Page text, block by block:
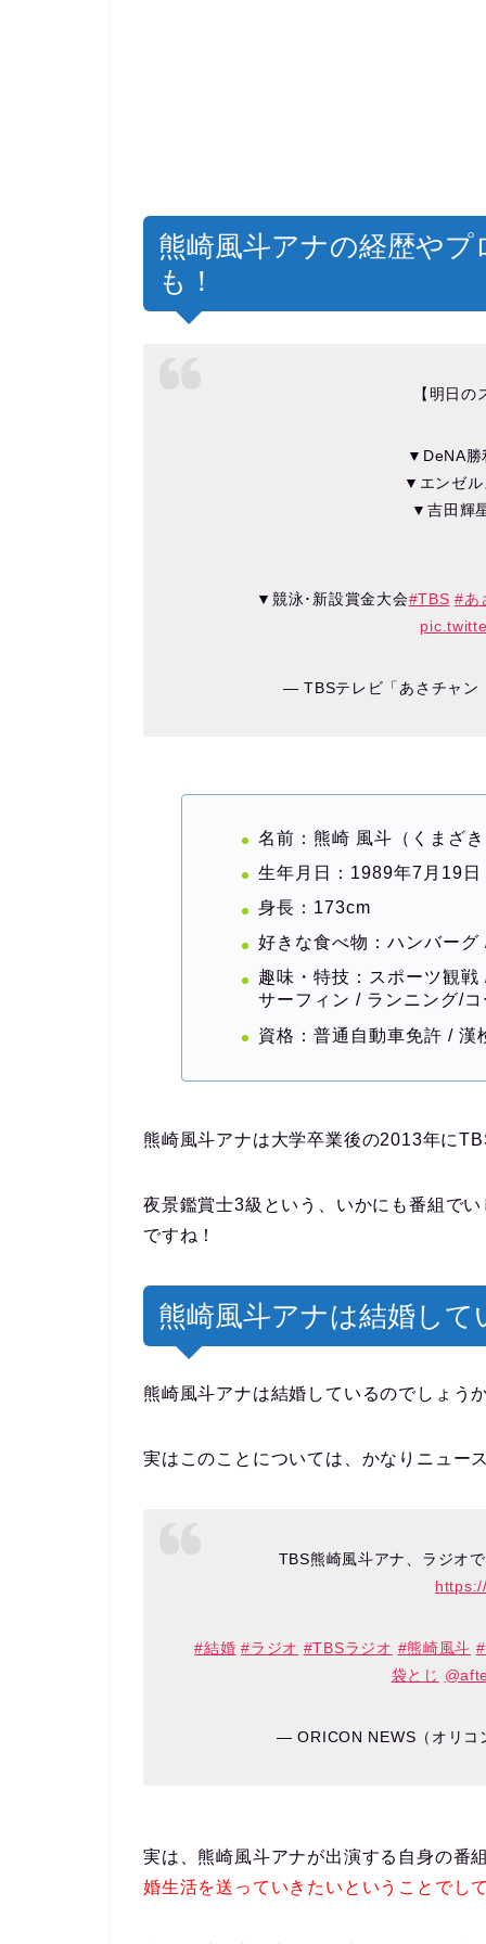
熊崎風斗アナの経歴や
も！
【明日
▼DeNA勝
▼エンゼル
▼吉田輝
▼競泳･新設賞金大会#TBS #あ
— TBSテレビ「あさチャ
名前：熊崎 風斗（くまざ
生年月日：1989年7月19
身長：173cm
好きな食べ物：ハンバー
趣味・特技：スポーツ観
サーフィン / ランニング/
資格：普通自動車免許 / 漢
熊崎風斗アナは大学卒業後の2013年に
夜景鑑賞士3級 という、いかにも番組で
ですね！
熊崎風斗アナは結婚し
熊崎風斗アナは結婚しているのでしょう
実はこのことについては、かなりニュー
TBS熊崎風斗アナ、ラジオ
#結婚 #ラジオ #TBSラジオ #熊崎風斗
袋とじ
— ORICON NEWS（オリ
実は、熊崎風斗アナが出演する自身の番
婚生活を送っていきたいということでし